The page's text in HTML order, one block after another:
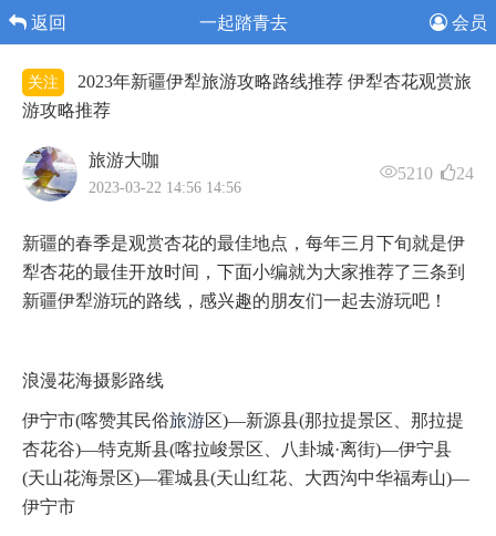
返回 一起踏青去 会员
关注
2023年新疆伊犁旅游攻略路线推荐 伊犁杏花观赏旅
游攻略推荐
旅游大咖
2023-03-22 14:56 14:56
5210 24
新疆的春季是观赏杏花的最佳地点，每年三月下旬就是伊
犁杏花的最佳开放时间，下面小编就为大家推荐了三条到
新疆伊犁游玩的路线，感兴趣的朋友们一起去游玩吧！
浪漫花海摄影路线
伊宁市(喀赞其民俗旅游区)—新源县(那拉提景区、那拉提
杏花谷)—特克斯县(喀拉峻景区、八卦城·离街)—伊宁县
(天山花海景区)—霍城县(天山红花、大西沟中华福寿山)—
伊宁市